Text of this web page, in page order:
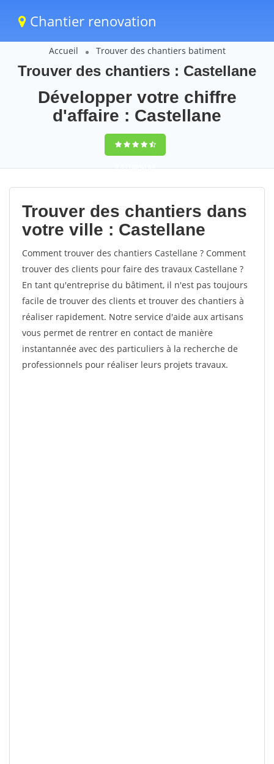
Chantier renovation
Accueil Trouver des chantiers batiment
Trouver des chantiers : Castellane
Développer votre chiffre
d'affaire : Castellane
9,5(100%)63
votes
Trouver des chantiers dans
votre ville : Castellane
Comment trouver des chantiers Castellane ? Comment
trouver des clients pour faire des travaux Castellane ?
En tant qu'entreprise du bâtiment, il n'est pas toujours
facile de trouver des clients et trouver des chantiers à
réaliser rapidement. Notre service d'aide aux artisans
vous permet de rentrer en contact de manière
instantannée avec des particuliers à la recherche de
professionnels pour réaliser leurs projets travaux.